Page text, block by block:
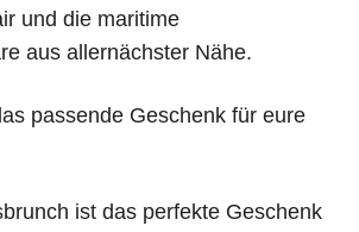
und die maritime
aus allernächster Nähe.
passende Geschenk für eure
ist das perfekte Geschenk